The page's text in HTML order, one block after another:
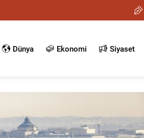
Dünya Ekonomi Siyaset